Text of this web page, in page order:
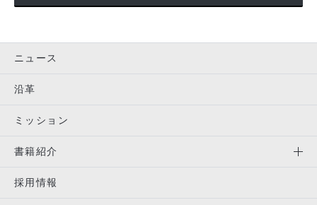
ニュース
沿革
ミッション
書籍紹介
採用情報